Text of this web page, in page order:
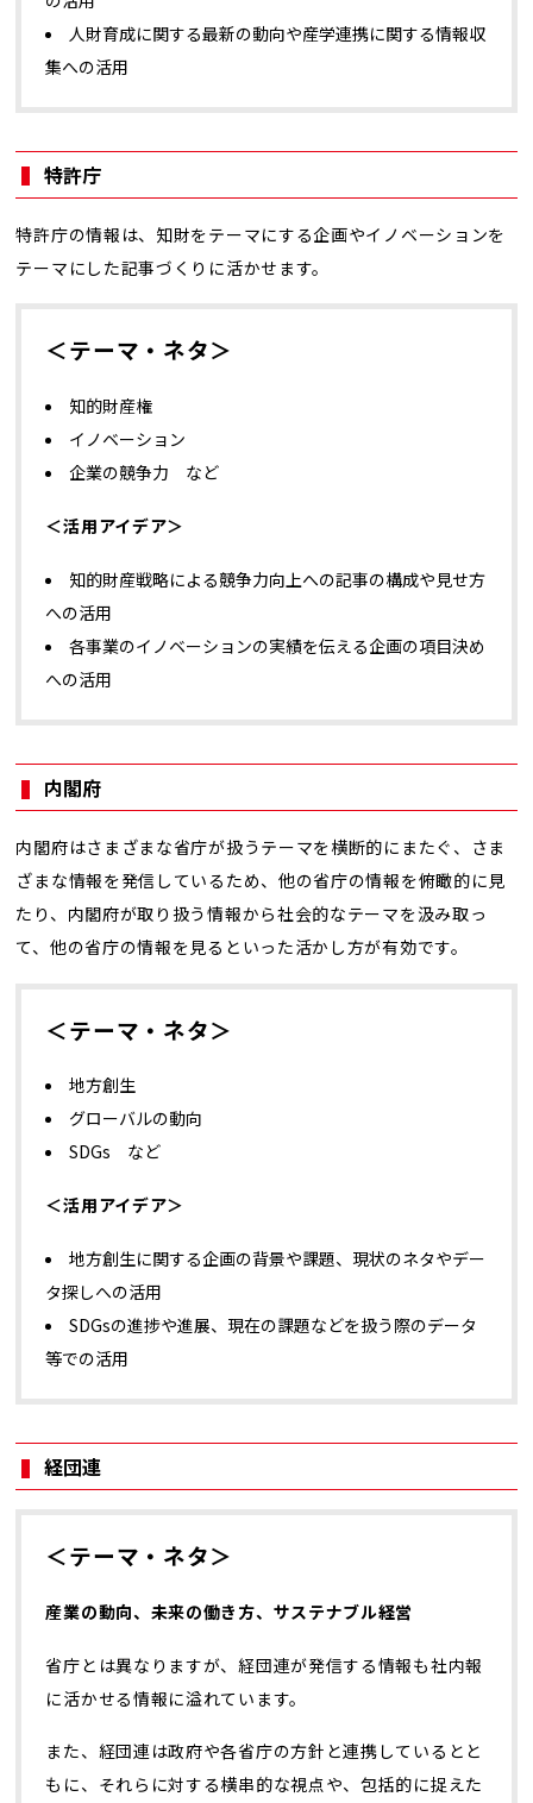
人財育成に関する最新の動向や産学連携に関する情報収
集への活用
特許庁
特許庁の情報は、知財をテーマにする企画やイノベーションを
テーマにした記事づくりに活かせます。
＜テーマ・ネタ＞
知的財産権
イノベーション
企業の競争力 など
＜活用アイデア＞
知的財産戦略による競争力向上への記事の構成や見せ方
への活用
各事業のイノベーションの実績を伝える企画の項目決め
への活用
内閣府
内閣府はさまざまな省庁が扱うテーマを横断的にまたぐ、さま
ざまな情報を発信しているため、他の省庁の情報を俯瞰的に見
たり、内閣府が取り扱う情報から社会的なテーマを汲み取っ
て、他の省庁の情報を見るといった活かし方が有効です。
＜テーマ・ネタ＞
地方創生
グローバルの動向
SDGs など
＜活用アイデア＞
地方創生に関する企画の背景や課題、現状のネタやデー
タ探しへの活用
SDGsの進捗や進展、現在の課題などを扱う際のデータ
等での活用
経団連
＜テーマ・ネタ＞
産業の動向、未来の働き方、サステナブル経営
省庁とは異なりますが、経団連が発信する情報も社内報
に活かせる情報に溢れています。
また、経団連は政府や各省庁の方針と連携しているとと
もに、それらに対する横串的な視点や、包括的に捉えた